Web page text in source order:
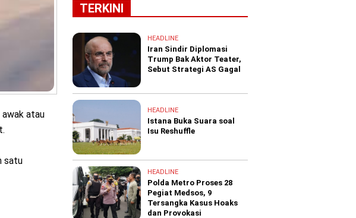
atau
satu
TERKINI
HEADLINE
Iran Sindir Diplomasi
Trump Bak Aktor Teater,
Sebut Strategi AS Gagal
HEADLINE
Istana Buka Suara soal
Isu Reshuffle
HEADLINE
Polda Metro Proses 28
Pegiat Medsos, 9
Tersangka Kasus Hoaks
dan Provokasi